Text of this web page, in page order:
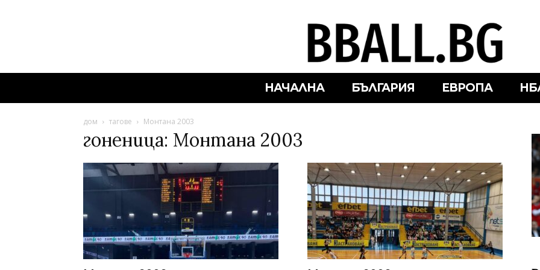
НАЧАЛНА БЪЛГАРИЯ ЕВРОПА
дом тагове Монтана 2003
гоненица: Монтана 2003